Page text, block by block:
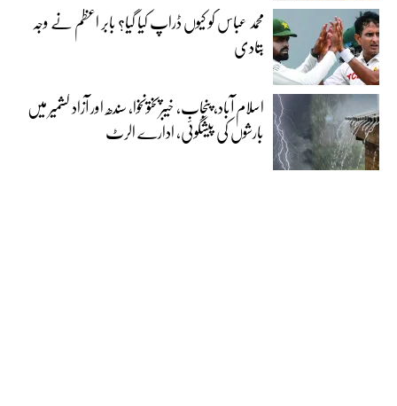
محمد عباس کو کیوں ڈراپ کیا گیا؟ بابر اعظم نے وجہ
بتادی
اسلام آباد، پنجاب، خیبرپختونخوا، سندھ اور آزاد کشمیر میں
بارشوں کی پیشگوئی، ادارے الرٹ